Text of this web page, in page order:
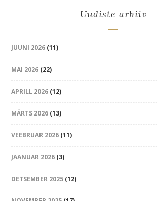
Uudiste arhiiv
JUUNI 2026 (11)
MAI 2026 (22)
APRILL 2026 (12)
MÄRTS 2026 (13)
VEEBRUAR 2026 (11)
JAANUAR 2026 (3)
DETSEMBER 2025 (12)